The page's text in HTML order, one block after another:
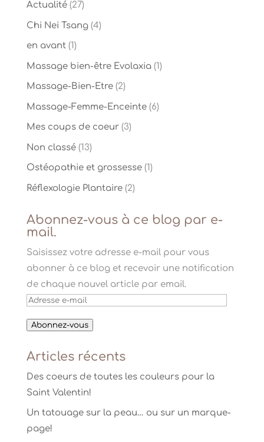
Actualité(27)
Chi Nei Tsang(4)
en avant(1)
Massage bien-être Evolaxia(1)
Massage-Bien-Etre(2)
Massage-Femme-Enceinte(6)
Mes coups de coeur(3)
Non classé(13)
Ostéopathie et grossesse(1)
Réflexologie Plantaire(2)
Abonnez-vous à ce blog par e-
mail.
Saisissez votre adresse e-mail pour vous
abonner à ce blog et recevoir une notification
de chaque nouvel article par email.
Adresse
mail
Abonnez-vous
Articles récents
Des coeurs de toutes les couleurs pour la
Saint Valentin!
Un tatouage sur la peau… ou sur un marque-
page!